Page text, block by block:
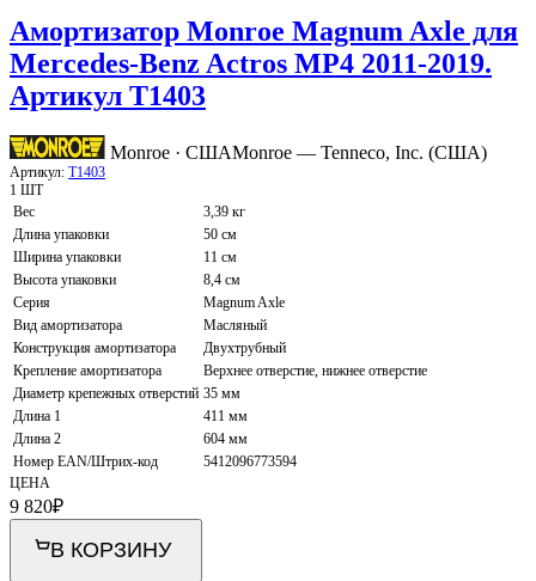
Амортизатор Monroe Magnum Axle для
Mercedes-Benz Actros MP4 2011-2019.
Артикул T1403
Monroe · СШАMonroe — Tenneco, Inc. (США)
Артикул: T1403
1 ШТ
Вес
3,39 кг
Длина упаковки
50 см
Ширина упаковки
11 см
Высота упаковки
8,4 см
Серия
Magnum Axle
Вид амортизатора
Масляный
Конструкция амортизатора
Двухтрубный
Крепление амортизатора
Верхнее отверстие, нижнее отверстие
Диаметр крепежных отверстий 35 мм
Длина 1
411 мм
Длина 2
604 мм
Номер EAN/Штрих-код
5412096773594
ЦЕНА
9 820₽
В КОРЗИНУ